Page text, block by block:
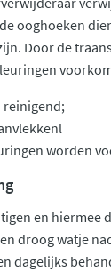
ooghoeken
Door de
reinigend;
worden
en hiermee
droog watje
dagelijks